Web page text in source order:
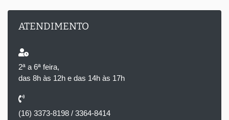
ATENDIMENTO
2ª a 6ª feira,
das 8h às 12h e das 14h às 17h
(16) 3373-8198 / 3364-8414